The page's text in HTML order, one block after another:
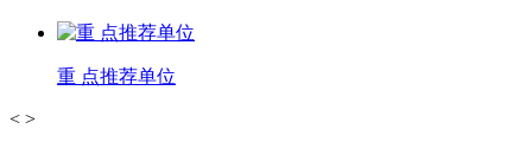
重 点推荐单位
< >